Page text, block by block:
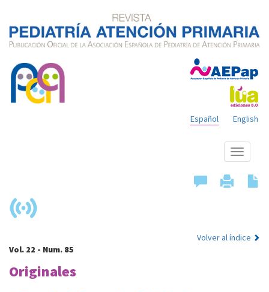
English
Español
Mostrar
menú
Volver al índice
Vol. 22 - Num. 85
Originales